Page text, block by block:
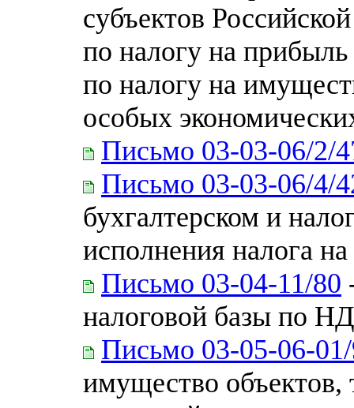
субъектов
по налогу на
по налогу на
особых
Письмо 03-03-06/2/
Письмо 03-03-06/4/
бухгалтерском и
исполнения налога
Письмо 03-04-11/80
налоговой базы по
Письмо 03-05-06-
имущество